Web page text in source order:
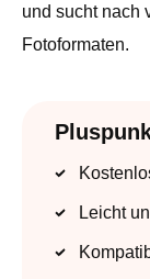
und sucht nach
Fotoformaten.
Leicht